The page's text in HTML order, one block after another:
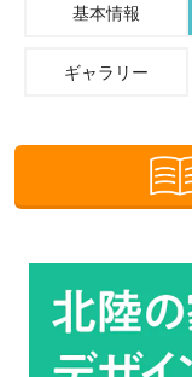
基本情報
ギャラリー